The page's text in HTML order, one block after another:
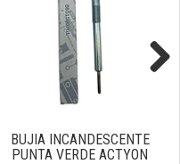
BUJIA INCANDESCENTE
PUNTA VERDE ACTYON